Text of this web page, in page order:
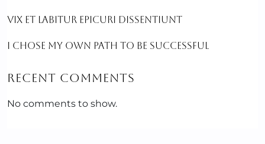
VIX ET LABITUR EPICURI DISSENTIUNT
I CHOSE MY OWN PATH TO BE SUCCESSFUL
RECENT COMMENTS
No comments to show.